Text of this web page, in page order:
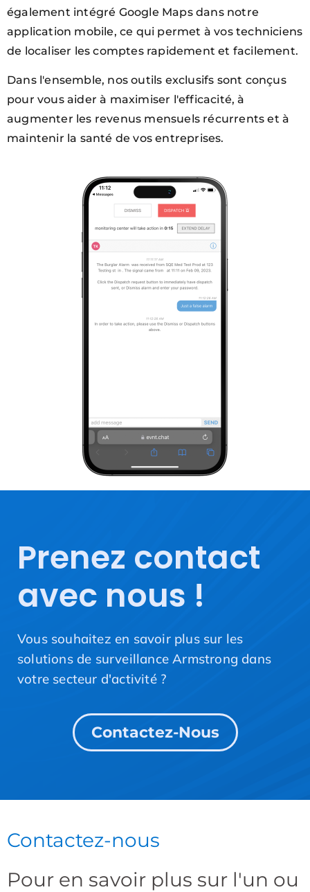
également intégré Google Maps dans notre
application mobile, ce qui permet à vos techniciens
de localiser les comptes rapidement et facilement.
Dans l'ensemble, nos outils exclusifs sont conçus
pour vous aider à maximiser l'efficacité, à
augmenter les revenus mensuels récurrents et à
maintenir la santé de vos entreprises.
Prenez contact
avec nous !
Vous souhaitez en savoir plus sur les
solutions de surveillance Armstrong dans
votre secteur d'activité ?
Contactez-Nous
Contactez-nous
Pour en savoir plus sur l'un ou